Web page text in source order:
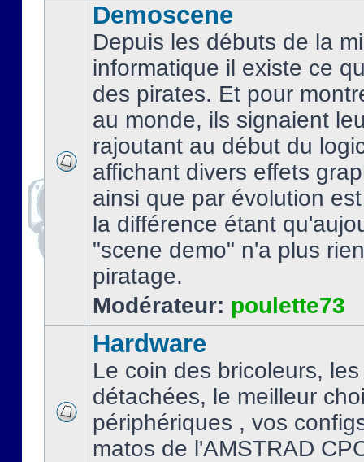
Demoscene
Depuis les débuts de la
informatique il existe ce
des pirates. Et pour
au monde, ils signaient
rajoutant au début du
affichant divers effets
ainsi que par évolution
la différence étant
"scene demo" n'a plus
piratage.
Modérateur: poulette73
Hardware
Le coin des bricoleurs,
détachées, le meilleur
périphériques , vos
matos de l'AMSTRAD